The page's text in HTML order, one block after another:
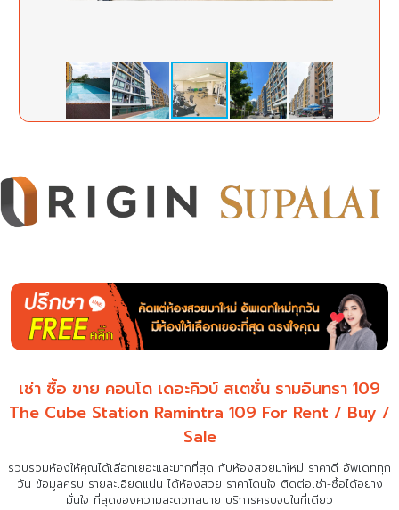
เช่า ซื้อ ขาย คอนโด เดอะคิวบ์ สเตชั่น รามอินทรา 109
The Cube Station Ramintra 109 For Rent / Buy /
Sale
รวบรวมห้องให้คุณได้เลือกเยอะและมากที่สุด กับห้องสวยมาใหม่ ราคาดี อัพเดททุก
วัน ข้อมูลครบ รายละเอียดแน่นได้ห้องสวย ราคาโดนใจ ติดต่อเช่า-ซื้อได้อย่าง
มั่นใจ ที่สุดของความสะดวกสบาย บริการครบจบในที่เดียว